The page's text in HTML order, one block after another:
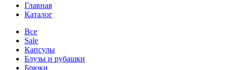
Главная
Каталог
Все
Sale
Капсулы
Блузы и рубашки
Брюки